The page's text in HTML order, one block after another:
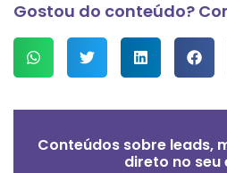
Gostou do conteúdo?
Conteúdos sobre leads,
direto no seu